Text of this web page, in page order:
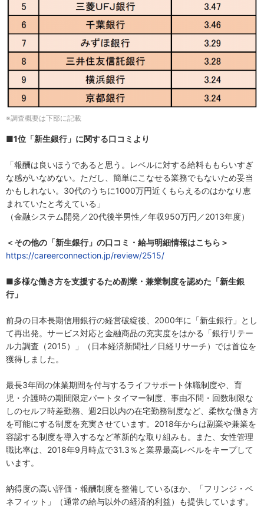
※調査概要は下部に記載
■1位「新生銀行」に関する口コミより
「報酬は良いほうであると思う。レベルに対する給料ももらいすぎ
な感がいなめない。ただし、簡単にこなせる業務でもないため妥当
かもしれない。30代のうちに1000万円近くもらえるのはかなり恵
まれていたと考えている」
（金融システム開発／20代後半男性／年収950万円／2013年度）
＜その他の「新生銀行」の口コミ・給与明細情報はこちら＞
https://careerconnection.jp/review/2515/
■多様な働き方を支援するため副業・兼業制度を認めた「新生銀
行」
前身の日本長期信用銀行の経営破綻後、2000年に「新生銀行」とし
て再出発。サービス対応と金融商品の充実度をはかる「銀行リテー
ル力調査（2015）」（日本経済新聞社／日経リサーチ）では首位を
獲得しました。
最長3年間の休業期間を付与するライフサポート休職制度や、育
児・介護時の期間限定パートタイマー制度、事由不問・回数制限な
しのセルフ時差勤務、週2日以内の在宅勤務制度など、柔軟な働き方
を可能にする制度を充実させています。2018年からは副業や兼業を
容認する制度を導入するなど革新的な取り組みも。また、女性管理
職比率は、2018年9月時点で31.3％と業界最高レベルをキープして
います。
納得度の高い評価・報酬制度を整備しているほか、「フリンジ・ベ
ネフィット」（通常の給与以外の経済的利益）も提供しています。